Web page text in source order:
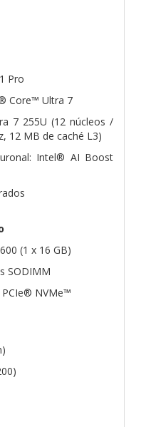
Pro
Core™ Ultra 7
7 255U (12 núcleos /
12 MB de caché L3)
Intel® AI Boost
(1 x 16 GB)
SODIMM
PCIe® NVMe™